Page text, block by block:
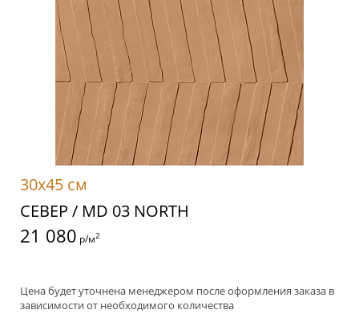
30x45 см
СЕВЕР / MD 03 NORTH
21 080 р/м2
Цена будет уточнена менеджером после оформления заказа в
зависимости от необходимого количества